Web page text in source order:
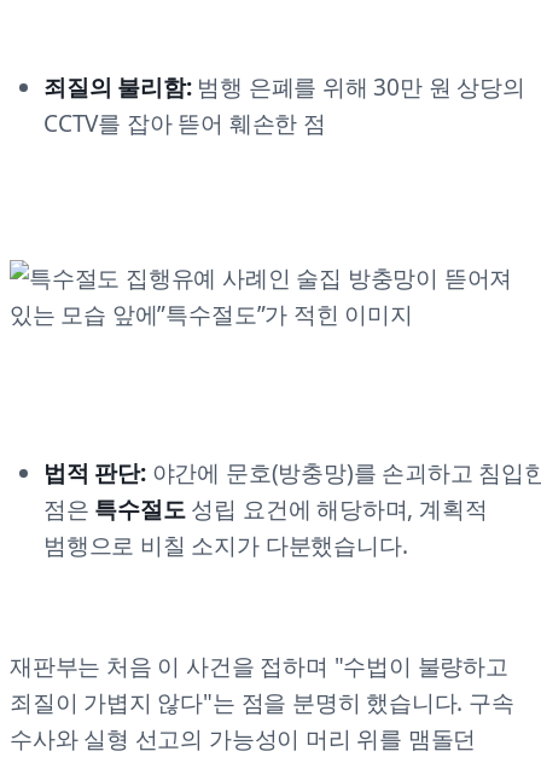
죄질의 불리함:범행 은폐를 위해 30만 원 상당의
CCTV를 잡아 뜯어 훼손한 점
법적 판단:야간에 문호(방충망)를 손괴하고 침입
점은 특수절도성립 요건에 해당하며, 계획적
범행으로 비칠 소지가 다분했습니다.
재판부는 처음 이 사건을 접하며 "수법이 불량하고
죄질이 가볍지 않다"는 점을 분명히 했습니다. 구속
수사와 실형 선고의 가능성이 머리 위를 맴돌던